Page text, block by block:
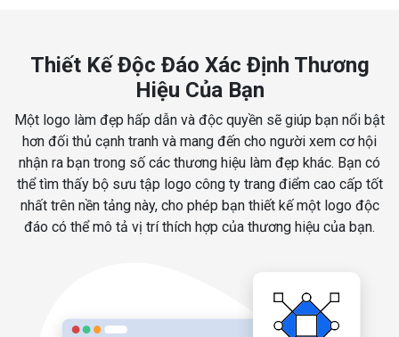
Thiết Kế Độc Đáo Xác Định Thương
Hiệu Của Bạn
Một logo làm đẹp hấp dẫn và độc quyền sẽ giúp bạn nổi bật
hơn đối thủ cạnh tranh và mang đến cho người xem cơ hội
nhận ra bạn trong số các thương hiệu làm đẹp khác. Bạn có
thể tìm thấy bộ sưu tập logo công ty trang điểm cao cấp tốt
nhất trên nền tảng này, cho phép bạn thiết kế một logo độc
đáo có thể mô tả vị trí thích hợp của thương hiệu của bạn.